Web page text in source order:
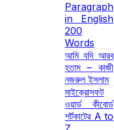
Paragraph
in English
200
Words
আমি যদি আরব
হতাম – কাজী
নজরুল ইসলাম
মাইক্রোসফট
ওয়ার্ড কীবোর্ড
শর্টকাটের A to